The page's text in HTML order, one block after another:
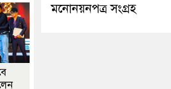
মনোনয়নপত্র সংগ্রহ